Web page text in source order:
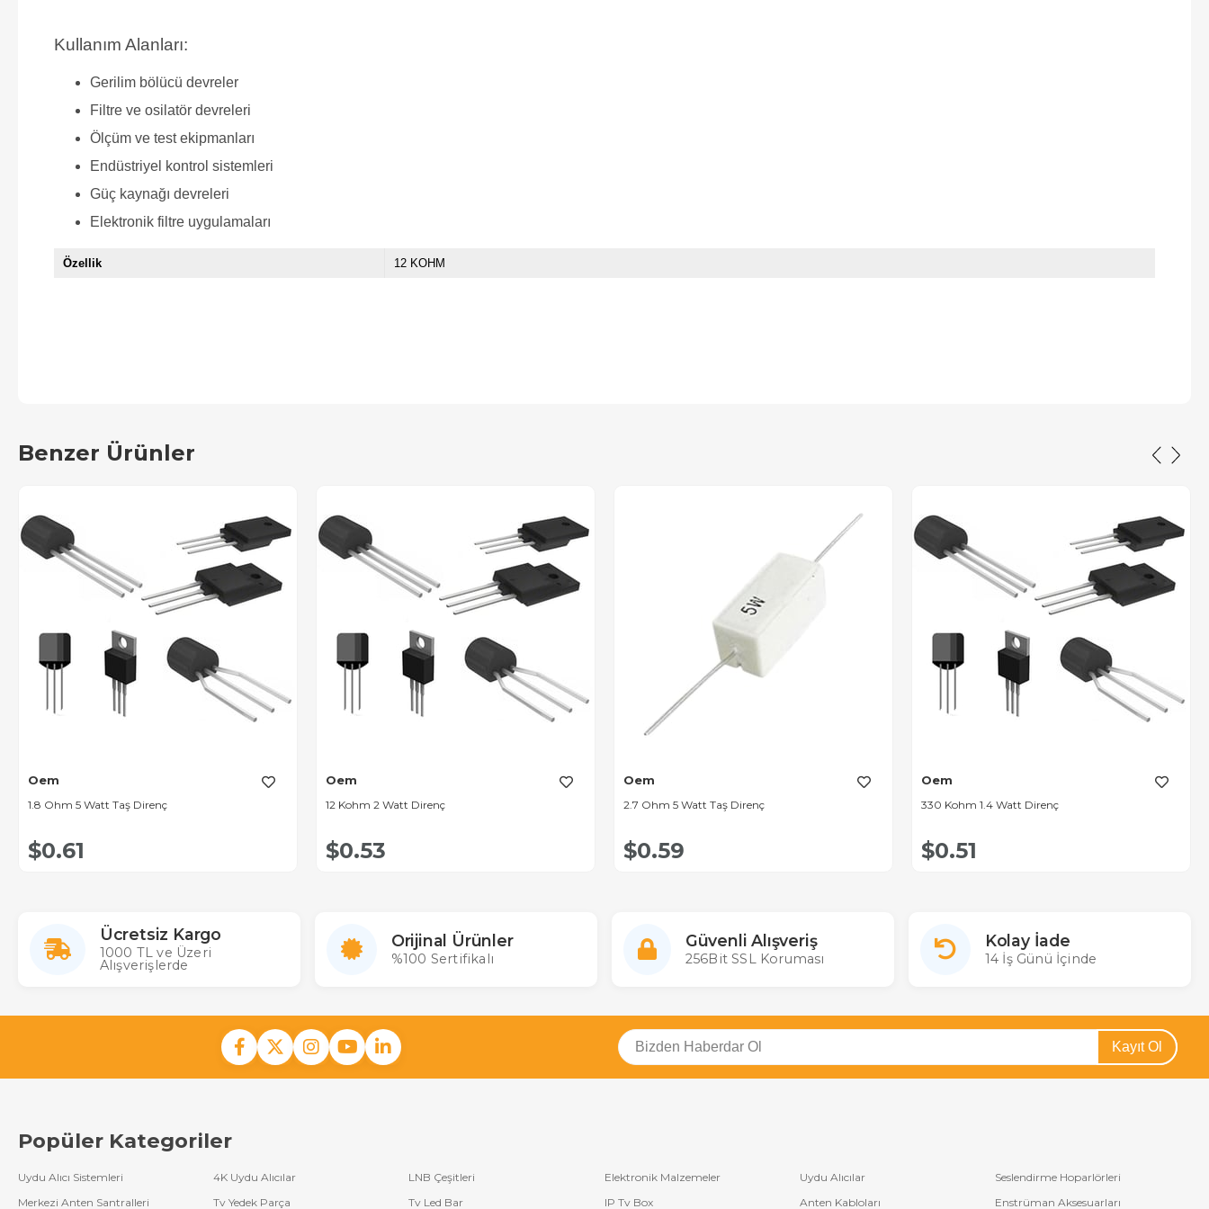
Kullanım Alanları:
Gerilim bölücü devreler
Filtre ve osilatör devreleri
Ölçüm ve test ekipmanları
Endüstriyel kontrol sistemleri
Güç kaynağı devreleri
Elektronik filtre uygulamaları
Özellik 12 KOHM
Benzer Ürünler
Oem
1.8 Ohm 5 Watt Taş Direnç
$0.61
Oem
12 Kohm 2 Watt Direnç
$0.53
Oem
2.7 Ohm 5 Watt Taş Direnç
$0.59
Oem
330 Kohm 1.4 Watt Direnç
$0.51
Ücretsiz Kargo
1000 TL ve Üzeri
Alışverişlerde
Orijinal Ürünler
%100 Sertifikalı
Güvenli Alışveriş
256Bit SSL Koruması
Kolay İade
14 İş Günü İçinde
Kayıt Ol
Popüler Kategoriler
Uydu Alıcı Sistemleri 4K Uydu Alıcılar LNB Çeşitleri Elektronik Malzemeler Uydu Alıcılar
Seslendirme Hoparlörleri
Merkezi Anten Santralleri
Tv Yedek Parça Tv Led Bar IP Tv Box Anten Kabloları
Enstrüman Aksesuarları